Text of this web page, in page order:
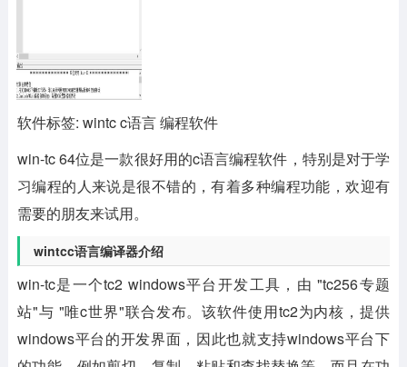
软件标签: wintc c语言 编程软件
win-tc 64位是一款很好用的c语言编程软件，特别是对于学
习编程的人来说是很不错的，有着多种编程功能，欢迎有
需要的朋友来试用。
wintcc语言编译器介绍
win-tc是一个tc2 windows平台开发工具，由 "tc256专题
站"与 "唯c世界"联合发布。该软件使用tc2为内核，提供
windows平台的开发界面，因此也就支持windows平台下